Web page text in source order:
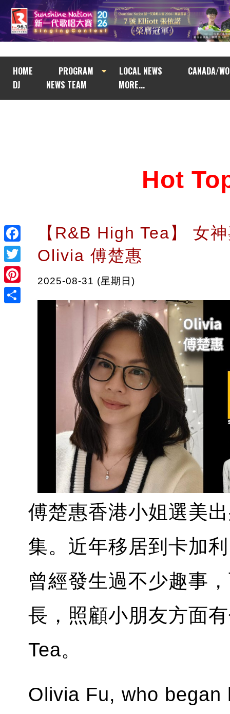
HOME PROGRAM LOCAL NEWS
CANADA/
DJ
NEWS TEAM MORE...
Facebook
Twitter
Pinterest
Hot
【R&B High Tea】 女
Olivia 傅楚惠
2025-08-31 (星期日)
傅楚惠香港小姐選美
集。近年移居到卡加
曾經發生過不少趣事
長，照顧小朋友方面
Tea。
Olivia Fu, who